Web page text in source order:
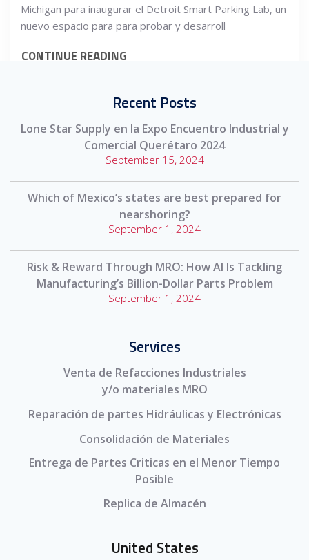
Michigan para inaugurar el Detroit Smart Parking Lab, un
nuevo espacio para para probar y desarroll
CONTINUE READING
Recent Posts
Lone Star Supply en la Expo Encuentro Industrial y
Comercial Querétaro 2024
September 15, 2024
Which of Mexico’s states are best prepared for
nearshoring?
September 1, 2024
Risk & Reward Through MRO: How AI Is Tackling
Manufacturing’s Billion-Dollar Parts Problem
September 1, 2024
Services
Venta de Refacciones Industriales
y/o materiales MRO
Reparación de partes Hidráulicas y Electrónicas
Consolidación de Materiales
Entrega de Partes Criticas en el Menor Tiempo
Posible
Replica de Almacén
United States